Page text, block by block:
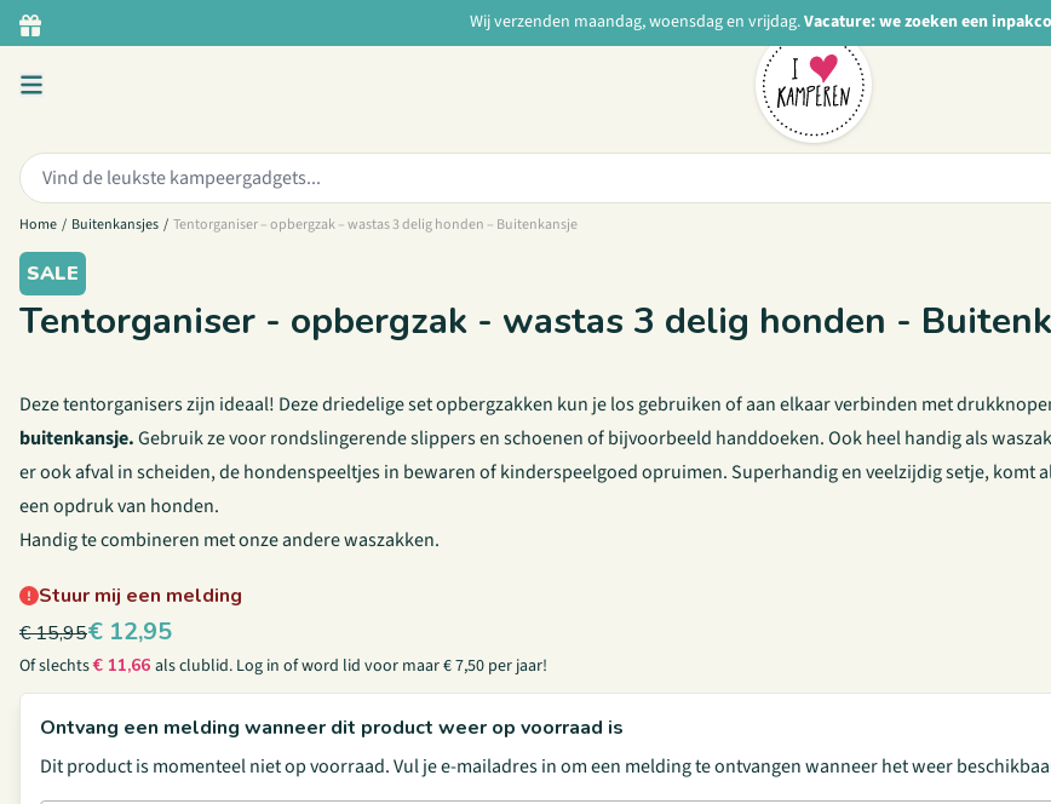
Ga naar de inhoud Wij verzenden maandag, woensdag en vrijdag.Vacature: we zoeken een
Zoeken:
Home / Buitenkansjes / Tentorganiser – opbergzak – wastas 3 delig honden – Buitenkansje
SALE
Tentorganiser - opbergzak - wastas 3 delig honden -
Deze tentorganisers zijn ideaal! Deze driedelige set opbergzakken kun je los gebruiken of aan elkaar verbinden met
buitenkansje.Gebruik ze voor rondslingerende slippers en schoenen of bijvoorbeeld handdoeken. Ook heel handig als
er ook afval in scheiden, de hondenspeeltjes in bewaren of kinderspeelgoed opruimen. Superhandig en veelzijdig setje, komt
een opdruk van honden.
Handig te combineren met onze anderewaszakken.
Stuur mij een melding
€15,95€ 12,95
Of slechts€ 11,66 als clublid. Log in ofword lid voor maar € 7,50 per jaar!
Ontvang een melding wanneer dit product weer op voorraad is
Dit product is momenteel niet op voorraad. Vul je e-mailadres in om een melding te ontvangen wanneer het weer